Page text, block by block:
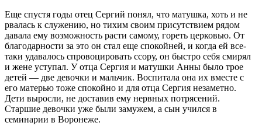
Еще спустя годы отец Сергий понял, что матушка, хоть и не
рвалась к служению, но тихим своим присутствием рядом
давала ему возможность расти самому, гореть церковью. От
благодарности за это он стал еще спокойней, и когда ей все-
таки удавалось спровоцировать ссору, он быстро себя смирял
и жене уступал. У отца Сергия и матушки Анны было трое
детей — две девочки и мальчик. Воспитала она их вместе с
его матерью тоже спокойно и для отца Сергия незаметно.
Дети выросли, не доставив ему нервных потрясений.
Старшие девочки уже были замужем, а сын учился в
семинарии в Воронеже.